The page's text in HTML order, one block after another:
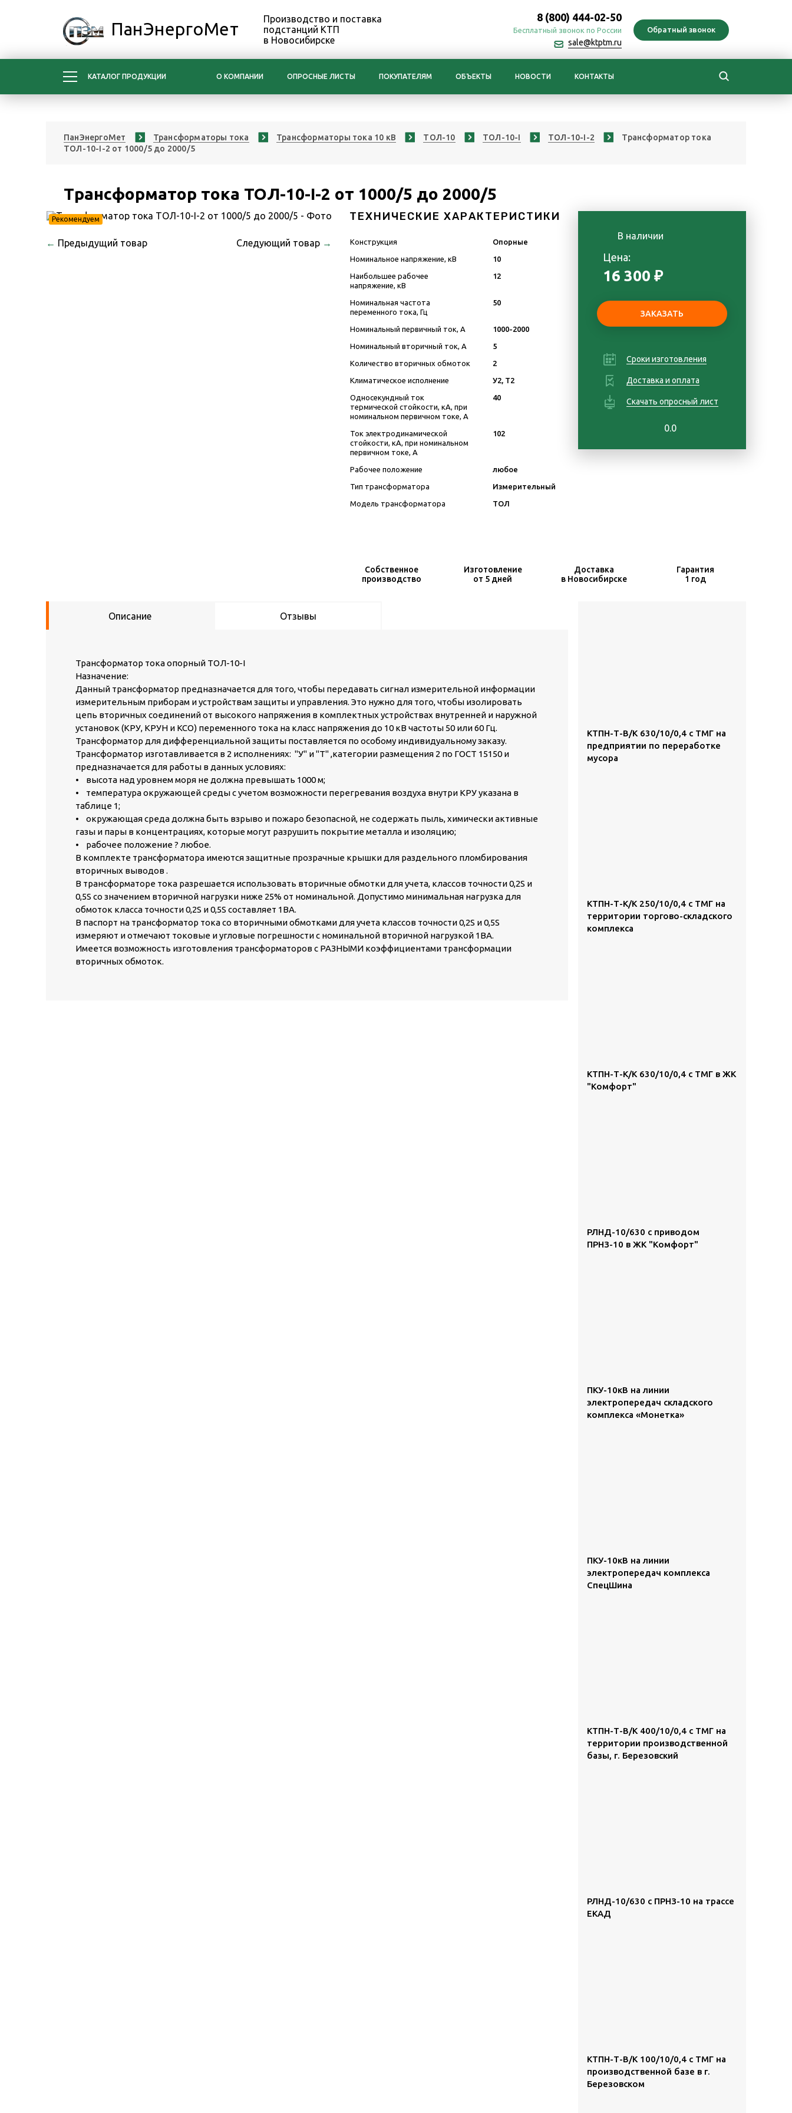
ПанЭнергоМет
Производство и поставка
подстанций КТП
в Новосибирске
8 (800) 444-02-50
Бесплатный звонок по России
sale@ktptm.ru
КАТАЛОГ ПРОДУКЦИИ О КОМПАНИИ ОПРОСНЫЕ ЛИСТЫ ПОКУПАТЕЛЯМ ОБЪЕКТЫ НОВОСТИ КОНТАКТЫ
ПанЭнергоМет Трансформаторы тока Трансформаторы тока 10 кВ ТОЛ-10 ТОЛ-10-I ТОЛ-10-I-2
Трансформатор тока
ТОЛ-10-I-2 от 1000/5 до 2000/5
Трансформатор тока ТОЛ-10-I-2 от 1000/5 до 2000/5
Рекомендуем
← Предыдущий товар Следующий товар →
ТЕХНИЧЕСКИЕ ХАРАКТЕРИСТИКИ
Конструкция Опорные
Номинальное напряжение, кВ 10
Наибольшее рабочее
напряжение, кВ
12
Номинальная частота
переменного тока, Гц
50
Номинальный первичный ток, А 1000-2000
Номинальный вторичный ток, А 5
Количество вторичных обмоток 2
Климатическое исполнение У2, Т2
Односекундный ток
термической стойкости, кА, при
номинальном первичном токе, А
40
Ток электродинамической
стойкости, кА, при номинальном
первичном токе, А
102
Рабочее положение любое
Тип трансформатора Измерительный
Модель трансформатора ТОЛ
В наличии
Цена:
16 300 ₽
Сроки изготовления
Доставка и оплата
Скачать опросный лист
0.0
Собственное
производство
Изготовление
от 5 дней
Доставка
в Новосибирске
Гарантия
1 год
Описание Отзывы
Трансформатор тока опорный ТОЛ-10-I
Назначение:
Данный трансформатор предназначается для того, чтобы передавать сигнал измерительной информации
измерительным приборам и устройствам защиты и управления. Это нужно для того, чтобы изолировать
цепь вторичных соединений от высокого напряжения в комплектных устройствах внутренней и наружной
установок (КРУ, КРУН и КСО) переменного тока на класс напряжения до 10 кВ частоты 50 или 60 Гц.
Трансформатор для дифференциальной защиты поставляется по особому индивидуальному заказу.
Трансформатор изготавливается в 2 исполнениях: "У" и "Т" ,категории размещения 2 по ГОСТ 15150 и
предназначается для работы в данных условиях:
• высота над уровнем моря не должна превышать 1000 м;
• температура окружающей среды с учетом возможности перегревания воздуха внутри КРУ указана в
таблице 1;
• окружающая среда должна быть взрыво и пожаро безопасной, не содержать пыль, химически активные
газы и пары в концентрациях, которые могут разрушить покрытие металла и изоляцию;
• рабочее положение ? любое.
В комплекте трансформатора имеются защитные прозрачные крышки для раздельного пломбирования
вторичных выводов .
В трансформаторе тока разрешается использовать вторичные обмотки для учета, классов точности 0,2S и
0,5S со значением вторичной нагрузки ниже 25% от номинальной. Допустимо минимальная нагрузка для
обмоток класса точности 0,2S и 0,5S составляет 1ВА.
В паспорт на трансформатор тока со вторичными обмотками для учета классов точности 0,2S и 0,5S
измеряют и отмечают токовые и угловые погрешности с номинальной вторичной нагрузкой 1ВА.
Имеется возможность изготовления трансформаторов с РАЗНЫМИ коэффициентами трансформации
вторичных обмоток.
КТПН-Т-В/К 630/10/0,4 с ТМГ на
предприятии по переработке
мусора
КТПН-Т-К/К 250/10/0,4 с ТМГ на
территории торгово-складского
комплекса
КТПН-Т-К/К 630/10/0,4 с ТМГ в ЖК
"Комфорт"
РЛНД-10/630 с приводом
ПРНЗ-10 в ЖК "Комфорт"
ПКУ-10кВ на линии
электропередач складского
комплекса «Монетка»
ПКУ-10кВ на линии
электропередач комплекса
СпецШина
КТПН-Т-В/К 400/10/0,4 с ТМГ на
территории производственной
базы, г. Березовский
РЛНД-10/630 с ПРНЗ-10 на трассе
ЕКАД
КТПН-Т-В/К 100/10/0,4 с ТМГ на
производственной базе в г.
Березовском